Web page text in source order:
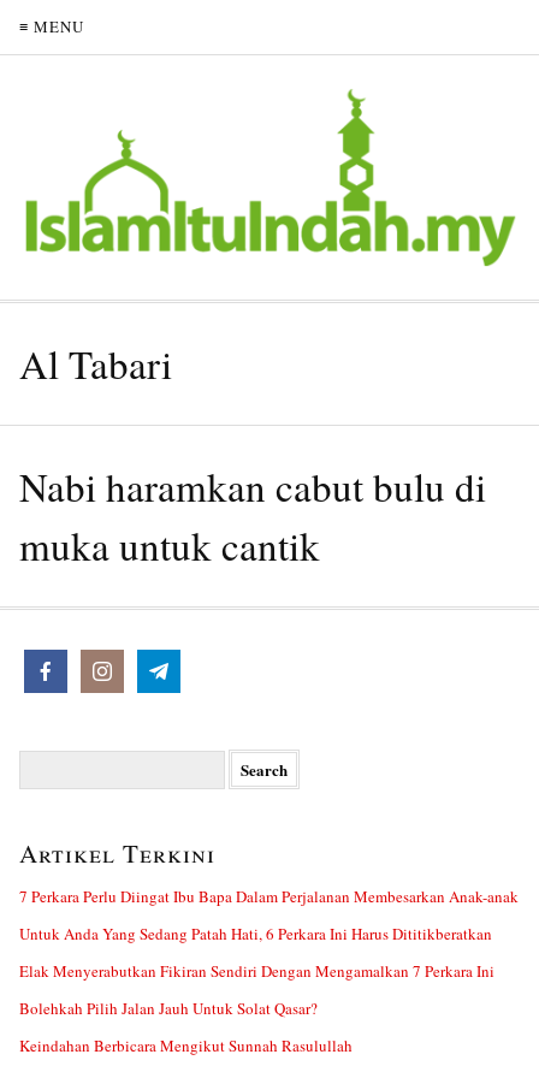
≡ MENU
Al Tabari
Nabi haramkan cabut bulu di
muka untuk cantik
Artikel Terkini
7 Perkara Perlu Diingat Ibu Bapa Dalam Perjalanan Membesarkan Anak-anak
Untuk Anda Yang Sedang Patah Hati, 6 Perkara Ini Harus Dititikberatkan
Elak Menyerabutkan Fikiran Sendiri Dengan Mengamalkan 7 Perkara Ini
Bolehkah Pilih Jalan Jauh Untuk Solat Qasar?
Keindahan Berbicara Mengikut Sunnah Rasulullah